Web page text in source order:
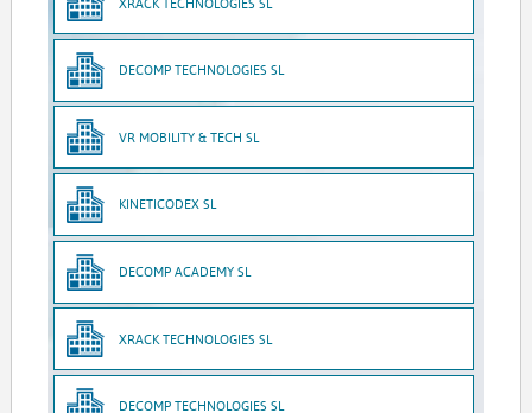
DECOMP TECHNOLOGIES SL
VR MOBILITY & TECH SL
KINETICODEX SL
DECOMP ACADEMY SL
XRACK TECHNOLOGIES SL
DECOMP TECHNOLOGIES SL